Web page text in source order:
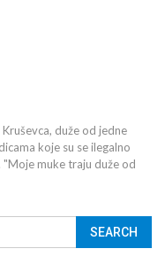
duže od jedne
koje su se ilegalno
"Moje muke traju duže od